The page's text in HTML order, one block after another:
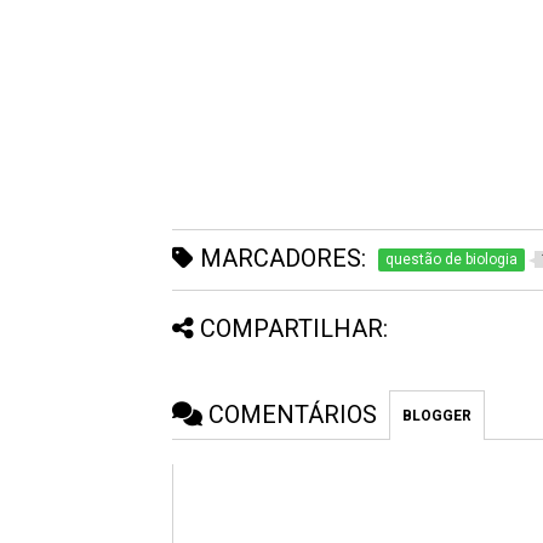
MARCADORES: questão de biologia
COMPARTILHAR:
COMENTÁRIOS BLOGGER